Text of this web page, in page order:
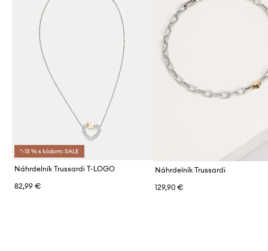
*-15 % s kódom: SALE
Náhrdelník Trussardi T-LOGO
82,99 €
Náhrdelník Trussardi
129,90 €